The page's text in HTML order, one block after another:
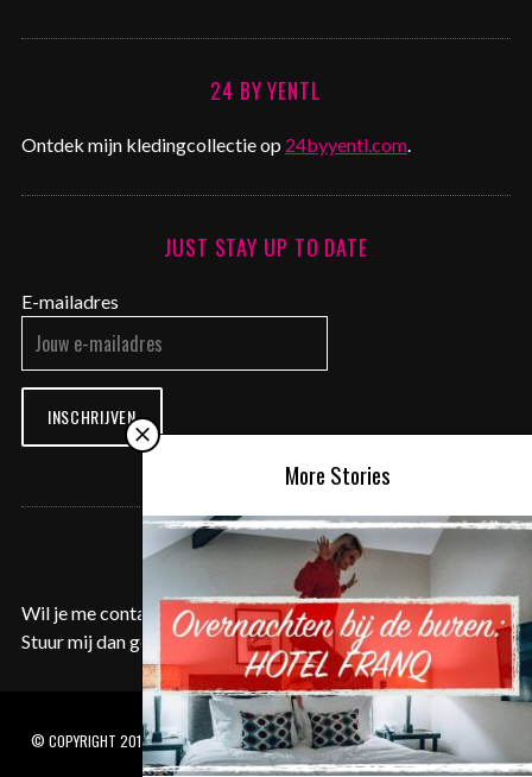
More Stories
24 BY YENTL
Ontdek mijn kledingcollectie op 24byyentl.com.
JUST STAY UP TO DATE
E-mailadres
INSCHRIJVEN
CONTACT ME
Wil je me contacteren voor een samenwerking of aanvraag?
Stuur mij dan gerust een e-mail opcontact@justyentl.com.
© COPYRIGHT 2017 JUSTYENTL.COM - PAARDSDEMERSTRAAT 16 BUS 5.05, 3500
HASSELT - BE0716.928.582